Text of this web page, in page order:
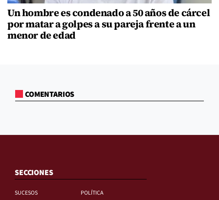
Un hombre es condenado a 50 años de cárcel
por matar a golpes a su pareja frente a un
menor de edad
COMENTARIOS
SECCIONES
SUCESOS
POLÍTICA